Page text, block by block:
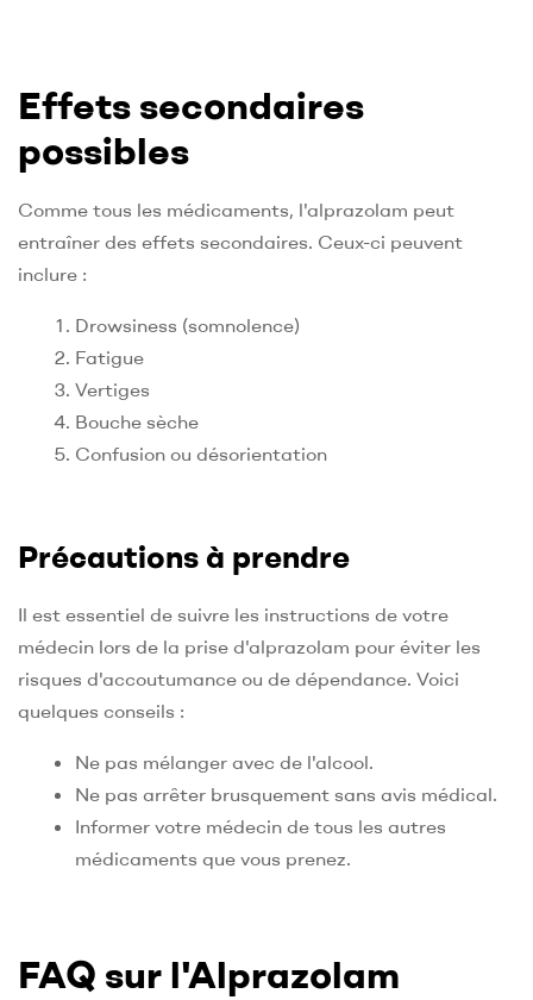
Effets secondaires
possibles
Comme tous les médicaments, l'alprazolam peut
entraîner des effets secondaires. Ceux-ci peuvent
inclure :
Drowsiness (somnolence)
Fatigue
Vertiges
Bouche sèche
Confusion ou désorientation
Précautions à prendre
Il est essentiel de suivre les instructions de votre
médecin lors de la prise d'alprazolam pour éviter les
risques d'accoutumance ou de dépendance. Voici
quelques conseils :
Ne pas mélanger avec de l'alcool.
Ne pas arrêter brusquement sans avis médical.
Informer votre médecin de tous les autres
médicaments que vous prenez.
FAQ sur l'Alprazolam